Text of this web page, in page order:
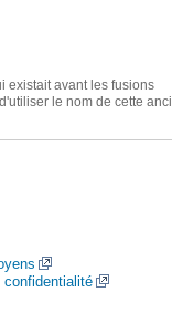
existait avant les fusions
le nom de cette
confidentialité